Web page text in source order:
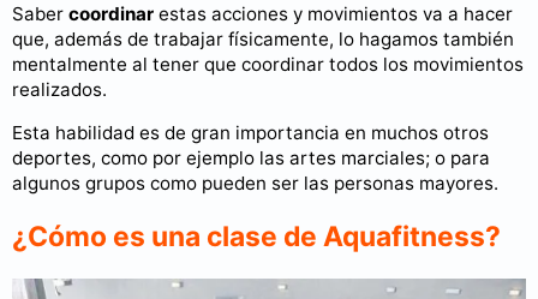
Saber coordinar estas acciones y movimientos va a hacer
que, además de trabajar físicamente, lo hagamos también
mentalmente al tener que coordinar todos los movimientos
realizados.
Esta habilidad es de gran importancia en muchos otros
deportes, como por ejemplo las artes marciales; o para
algunos grupos como pueden ser las personas mayores.
¿Cómo es una clase de Aquafitness?